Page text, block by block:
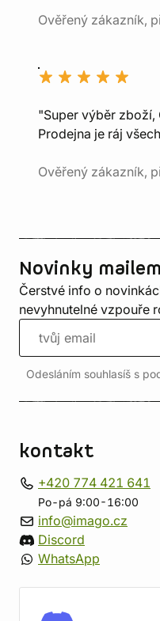
Ověřený zákazník,
"Super výběr zboží,
Prodejna je ráj
Ověřený zákazník,
Novinky mailem
Čerstvé info o
nevyhnutelné vzpouře
Odesláním souhlasíš s
kontakt
+420 774 421 641
Po-pá 9:00-16:00
info@imago.cz
Discord
WhatsApp